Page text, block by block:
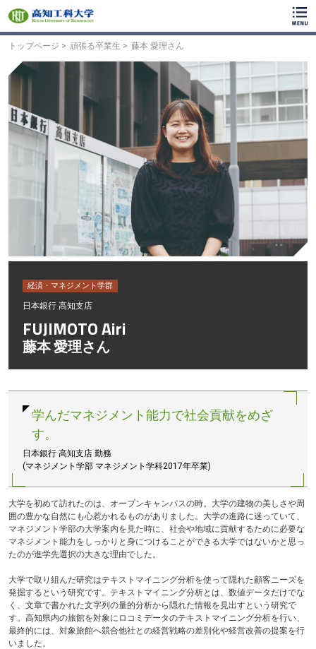
ッ
トップページ 頑張る卒業生 藤本 愛理さん
経済・マネジメント学群
日本銀行 高知支店
FUJIMOTO Airi
藤本 愛理さん
学んだマネジメント能力で社会貢献をめざ
す。
日本銀行 高知支店 勤務
(マネジメント学部 マネジメント学科2017年卒業)
大学を初めて訪れたのは、オープンキャンパスの時。大学の建物の美しさや周
囲の豊かな自然にも心惹かれるものがありました。大学の進路に迷っていて、
マネジメント学部の大学案内を見た時に、社会や地域に貢献するために必要な
マネジメント能力をしっかりと身につけることができる大学ではないかと思っ
たのが進学先選択の大きな理由でした。
大学で取り組んだ研究はテキストマイニング分析を使って隠れた顧客ニーズを
発掘するという研究です。テキストマイニング分析とは、数値データだけでな
く、文章で書かれた文字列の量的分析から隠れた情報を見出すという研究で
す。高知県内の旅館を対象にロコミデータのテキストマイニング分析を行い、
最終的には、対象旅館へ競合他社との経営戦略の差別化や経営改善の提案を行
いました。